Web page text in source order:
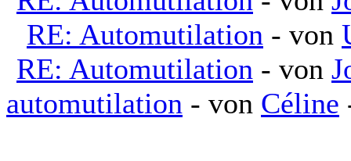
RE: Automutilation - von
RE: Automutilation - von
automutilation - von Céline